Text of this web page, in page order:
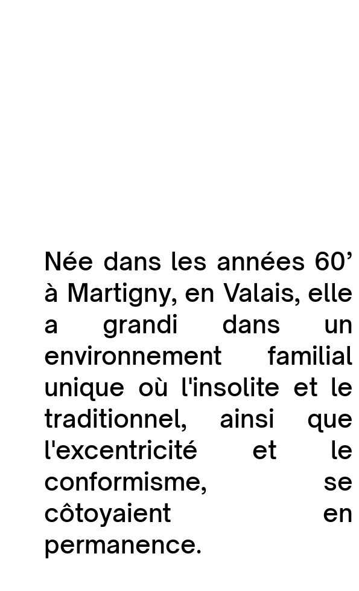
Née dans les années 60’
à Martigny, en Valais, elle
a grandi dans un
environnement familial
unique où l'insolite et le
traditionnel, ainsi que
l'excentricité et le
conformisme, se
côtoyaient en
permanence.